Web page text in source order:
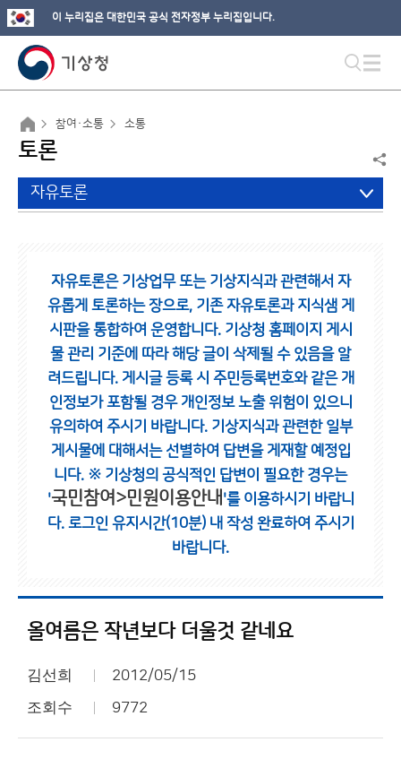
이 누리집은 대한민국 공식 전자정부 누리집입니다.
참여·소통 소통
토론
자유토론
자유토론은 기상업무 또는 기상지식과 관련해서 자
유롭게 토론하는 장으로, 기존 자유토론과 지식샘 게
시판을 통합하여 운영합니다. 기상청 홈페이지 게시
물 관리 기준에 따라 해당 글이 삭제될 수 있음을 알
려드립니다. 게시글 등록 시 주민등록번호와 같은 개
인정보가 포함될 경우 개인정보 노출 위험이 있으니
유의하여 주시기 바랍니다. 기상지식과 관련한 일부
게시물에 대해서는 선별하여 답변을 게재할 예정입
니다. ※ 기상청의 공식적인 답변이 필요한 경우는
'국민참여>민원이용안내 '를 이용하시기 바랍니
다. 로그인 유지시간(10분) 내 작성 완료하여 주시기
바랍니다.
올여름은 작년보다 더울것 같네요
김선희 2012/05/15
조회수 9772